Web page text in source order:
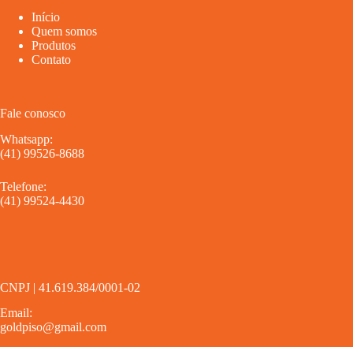
Início
Quem somos
Produtos
Contato
Fale conosco
Whatsapp:
(41) 99526-8688
Telefone:
(41) 99524-4430
CNPJ | 41.619.384/0001-02
Email:
goldpiso@gmail.com